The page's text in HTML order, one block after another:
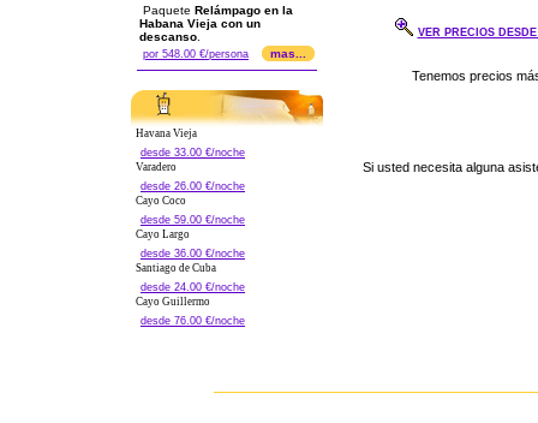
Paquete Relámpago en la
Habana Vieja con un
descanso
por 548.00 €/persona mas...
Havana Vieja
desde 33.00 €/noche
Varadero
desde 26.00 €/noche
Cayo Coco
desde 59.00 €/noche
Cayo Largo
desde 36.00 €/noche
Santiago de Cuba
desde 24.00 €/noche
Cayo Guillermo
desde 76.00 €/noche
VER PRECIOS
Si usted necesita alguna